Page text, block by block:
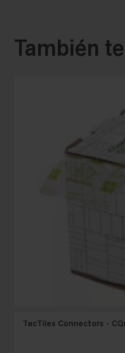
También
TacTiles Connectors -